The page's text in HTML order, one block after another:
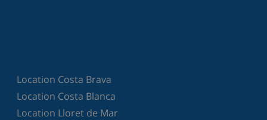
Location Costa Brava
Location Costa Blanca
Location Lloret de Mar